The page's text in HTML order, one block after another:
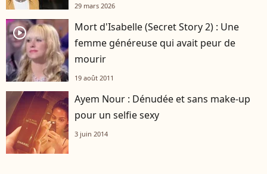
29 mars 2026
player2
Mort d'Isabelle (Secret Story 2) : Une
femme généreuse qui avait peur de
mourir
19 août 2011
Ayem Nour : Dénudée et sans make-up
pour un selfie sexy
3 juin 2014